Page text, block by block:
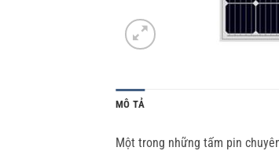
MÔ TẢ
Một trong những tấm pin